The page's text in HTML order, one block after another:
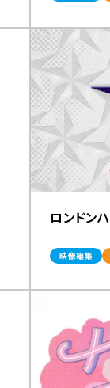
ロンドン
映像編集